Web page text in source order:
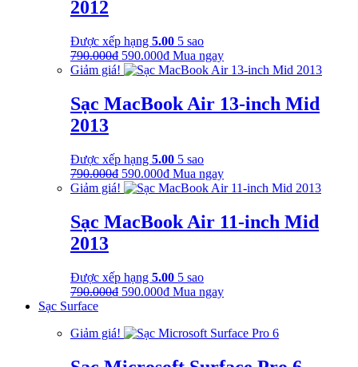
2012
Được xếp hạng 5.00 5 sao
790.000₫ Giá
gốc
790.000₫.
590.000₫Giá
hiện
là:
590.000₫.
Mua ngay
Giảm giá!
Sạc MacBook Air 13-inch Mid
2013
Được xếp hạng 5.00 5 sao
790.000₫ Giá
gốc
790.000₫.
590.000₫Giá
hiện
là:
590.000₫.
Mua ngay
Giảm giá!
Sạc MacBook Air 11-inch Mid
2013
Được xếp hạng 5.00 5 sao
790.000₫ Giá
790.000₫.
590.000₫Giá
là:
Mua ngay
Sạc Surface
Giảm giá!